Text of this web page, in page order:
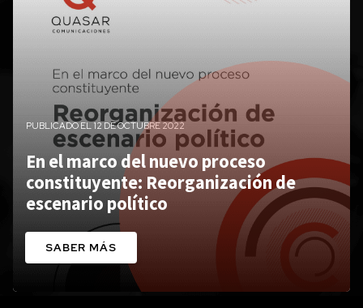
PUBLICADO EL 12 DE OCTUBRE 2022
En el marco del nuevo proceso
constituyente: Reorganización de
escenario político
SABER MÁS